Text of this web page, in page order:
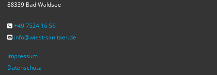
88339 Bad Waldsee
 +49 7524 16 56
 info@wiest-sanitaer.de
Impressum
Datenschutz